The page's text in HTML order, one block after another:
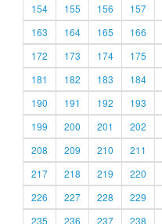
154
155 156 157
163
164 165 166
172
173 174 175
181
182 183 184
190
191 192 193
199
200 201 202
208
209 210 211
217
218 219 220
226
227 228 229
235
236 237 238